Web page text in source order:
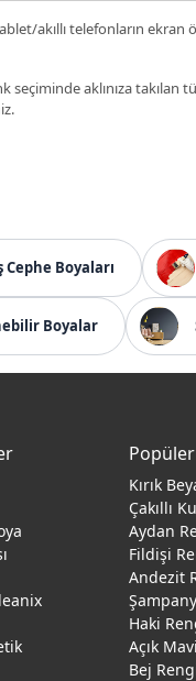
akıllı telefonların
aklınıza takılan
Cephe Boyaları
Boyalar
Kırık
Çakıllı
Aydan
Fildişi
Andezit
Haki
Açık
Bej